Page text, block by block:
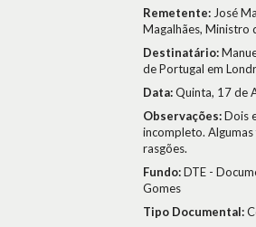
Remetente: José
Magalhães, Ministro
Destinatário:
de Portugal em
Data:Quinta, 17 de
Observações:Dois
incompleto.
rasgões.
Fundo:DTE -
Gomes
Tipo Documental: